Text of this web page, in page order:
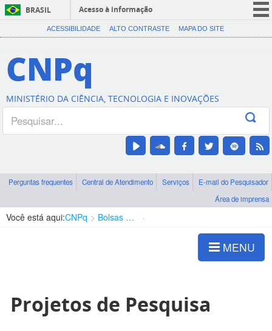
BRASIL
Acesso à informação
CORONAVÍRUS (COVID-19)
Canais
ACESSIBILIDADE ALTO CONTRASTE MAPA DO SITE
CNPq
MINISTÉRIO DA CIÊNCIA, TECNOLOGIA E INOVAÇÕES
Perguntas frequentes Central de Atendimento Serviços
E-mail do Pesquisador
Área de imprensa
Você está aqui:CNPq Bolsas e Auxílios Vigentes
MENU
Projetos de Pesquisa